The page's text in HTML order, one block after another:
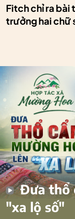
Fitch chỉ ra bài
trưởng hai chữ
Đưa thổ
"xa lộ số"